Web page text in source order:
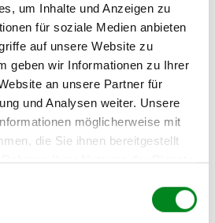
um Inhalte und Anzeigen zu
für soziale Medien anbieten
auf unsere Website zu
geben wir Informationen zu Ihrer
an unsere Partner für
und Analysen weiter. Unsere
möglicherweise mit
die Sie ihnen bereitgestellt
Ihrer Nutzung der Dienste